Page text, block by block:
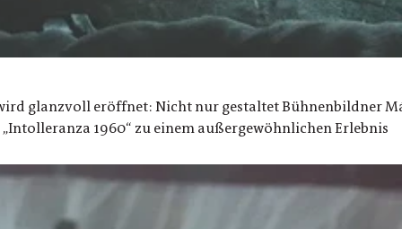
glanzvoll eröffnet: Nicht nur gestaltet Bühnenbildner
1960“ zu einem außergewöhnlichen Erlebnis